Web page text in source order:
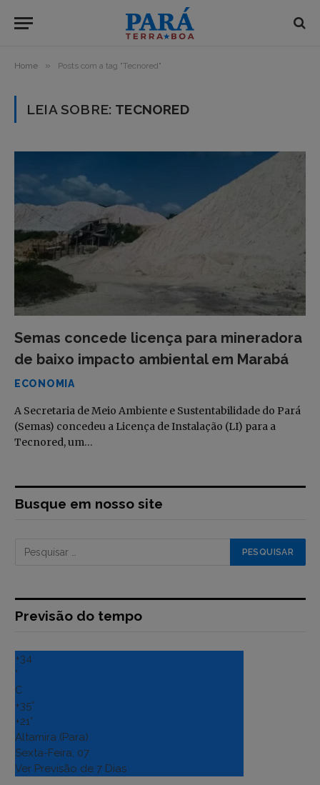
Home » Posts com a tag "Tecnored"
LEIA SOBRE: TECNORED
Semas concede licença para mineradora
de baixo impacto ambiental em Marabá
ECONOMIA
A Secretaria de Meio Ambiente e Sustentabilidade do Pará
(Semas) concedeu a Licença de Instalação (LI) para a
Tecnored, um…
Busque em nosso site
Previsão do tempo
+34
°
C
+35°
+21°
Altamira (Para)
Sexta-Feira, 07
Ver Previsão de 7 Dias